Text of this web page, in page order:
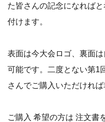
た皆さんの記念になれば
付けます。
表面は今大会ロゴ、裏面
可能です。二度とない第1
さんでご購入いただければ
ご購入 希望の方は 注文書